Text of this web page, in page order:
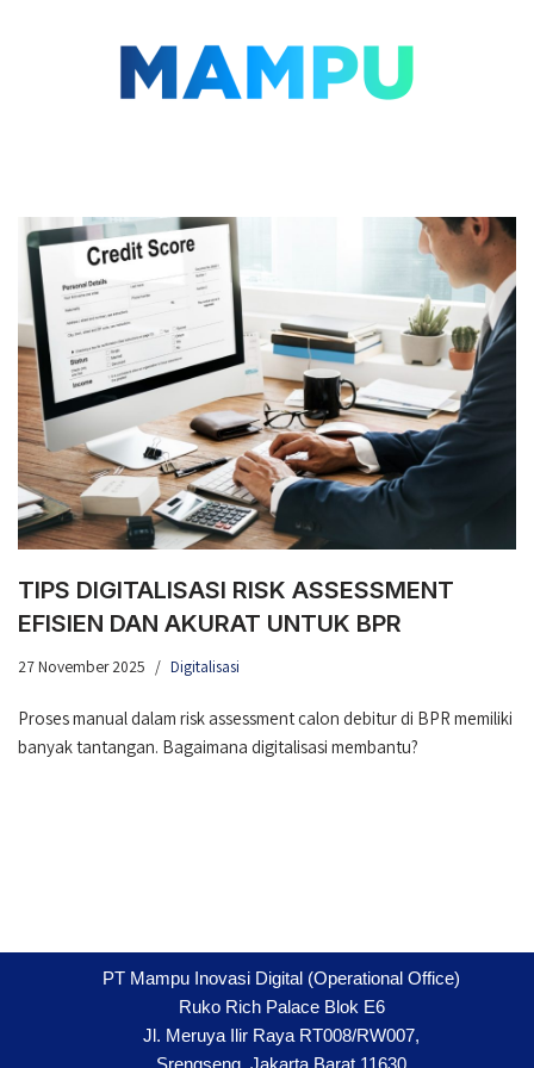
TIPS DIGITALISASI RISK ASSESSMENT
EFISIEN DAN AKURAT UNTUK BPR
27 November 2025 Digitalisasi
Proses manual dalam risk assessment calon debitur di BPR memiliki
banyak tantangan. Bagaimana digitalisasi membantu?
PT Mampu Inovasi Digital (Operational Office)
Ruko Rich Palace Blok E6
Jl. Meruya Ilir Raya RT008/RW007,
Srengseng, Jakarta Barat 11630